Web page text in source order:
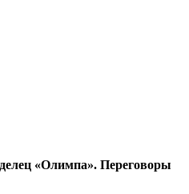
«Олимпа». Переговоры